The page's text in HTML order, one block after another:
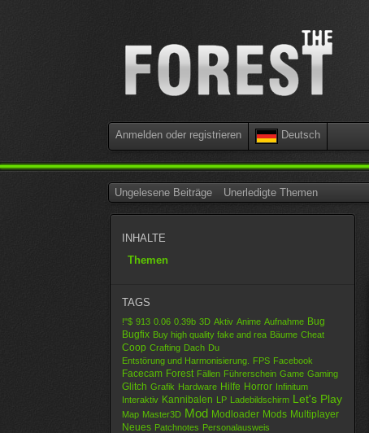
Anmelden oder registrieren Deutsch
Ungelesene Beiträge Unerledigte Themen
INHALTE
Themen
TAGS
!"$ 913 0.06 0.39b 3D Aktiv Anime Aufnahme Bug
Bugfix Buy high quality fake and rea Bäume Cheat
Coop Crafting Dach Du
Entstörung und Harmonisierung.
FPS Facebook
Facecam Forest Fällen Führerschein Game Gaming
Glitch Grafik Hardware Hilfe Horror Infinitum
Interaktiv Kannibalen LP Ladebildschirm Let's Play
Map Master3D Mod Modloader Mods Multiplayer
Neues Patchnotes Personalausweis